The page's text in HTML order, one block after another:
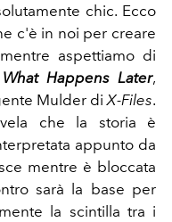
chic. Ecco
c'è in noi per creare
aspettiamo di
What Happens Later,
Mulder diX-Files.
che la storia è
appunto da
mentre è bloccata
sarà la base per
la scintilla tra i